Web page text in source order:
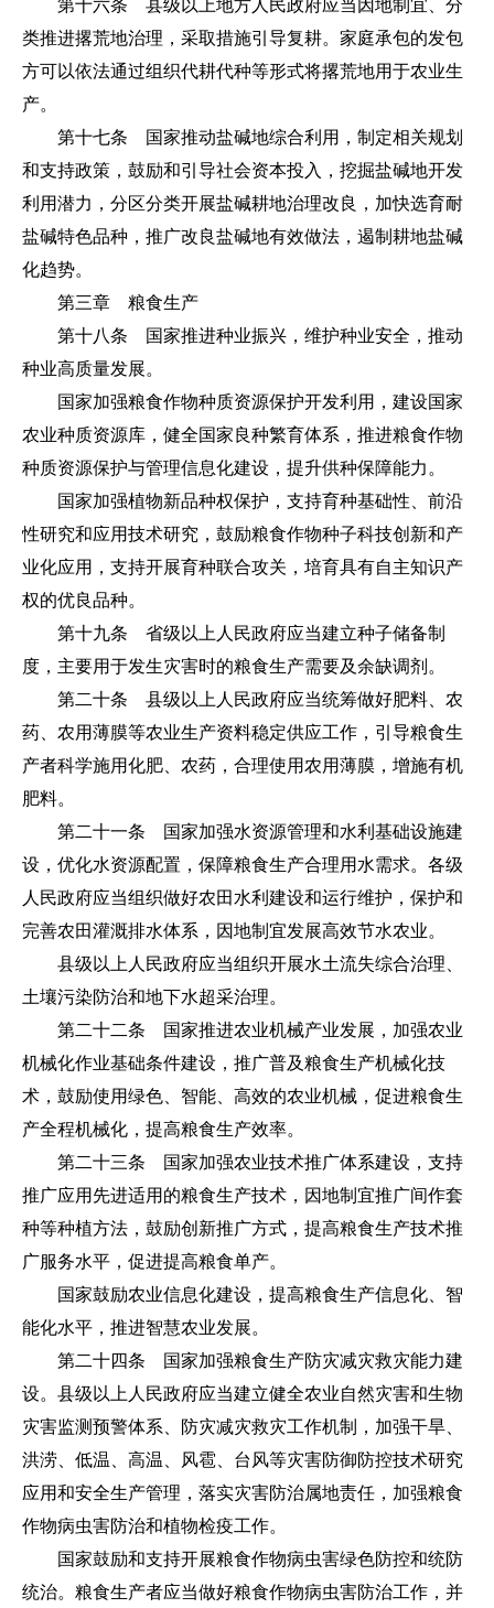
第十六条 县级以上地方人民政府应当因地制宜、分
类推进撂荒地治理，采取措施引导复耕。家庭承包的发包
方可以依法通过组织代耕代种等形式将撂荒地用于农业生
产。
第十七条 国家推动盐碱地综合利用，制定相关规划
和支持政策，鼓励和引导社会资本投入，挖掘盐碱地开发
利用潜力，分区分类开展盐碱耕地治理改良，加快选育耐
盐碱特色品种，推广改良盐碱地有效做法，遏制耕地盐碱
化趋势。
第三章 粮食生产
第十八条 国家推进种业振兴，维护种业安全，推动
种业高质量发展。
国家加强粮食作物种质资源保护开发利用，建设国家
农业种质资源库，健全国家良种繁育体系，推进粮食作物
种质资源保护与管理信息化建设，提升供种保障能力。
国家加强植物新品种权保护，支持育种基础性、前沿
性研究和应用技术研究，鼓励粮食作物种子科技创新和产
业化应用，支持开展育种联合攻关，培育具有自主知识产
权的优良品种。
第十九条 省级以上人民政府应当建立种子储备制
度，主要用于发生灾害时的粮食生产需要及余缺调剂。
第二十条 县级以上人民政府应当统筹做好肥料、农
药、农用薄膜等农业生产资料稳定供应工作，引导粮食生
产者科学施用化肥、农药，合理使用农用薄膜，增施有机
肥料。
第二十一条 国家加强水资源管理和水利基础设施建
设，优化水资源配置，保障粮食生产合理用水需求。各级
人民政府应当组织做好农田水利建设和运行维护，保护和
完善农田灌溉排水体系，因地制宜发展高效节水农业。
县级以上人民政府应当组织开展水土流失综合治理、
土壤污染防治和地下水超采治理。
第二十二条 国家推进农业机械产业发展，加强农业
机械化作业基础条件建设，推广普及粮食生产机械化技
术，鼓励使用绿色、智能、高效的农业机械，促进粮食生
产全程机械化，提高粮食生产效率。
第二十三条 国家加强农业技术推广体系建设，支持
推广应用先进适用的粮食生产技术，因地制宜推广间作套
种等种植方法，鼓励创新推广方式，提高粮食生产技术推
广服务水平，促进提高粮食单产。
国家鼓励农业信息化建设，提高粮食生产信息化、智
能化水平，推进智慧农业发展。
第二十四条 国家加强粮食生产防灾减灾救灾能力建
设。县级以上人民政府应当建立健全农业自然灾害和生物
灾害监测预警体系、防灾减灾救灾工作机制，加强干旱、
洪涝、低温、高温、风雹、台风等灾害防御防控技术研究
应用和安全生产管理，落实灾害防治属地责任，加强粮食
作物病虫害防治和植物检疫工作。
国家鼓励和支持开展粮食作物病虫害绿色防控和统防
统治。粮食生产者应当做好粮食作物病虫害防治工作，并